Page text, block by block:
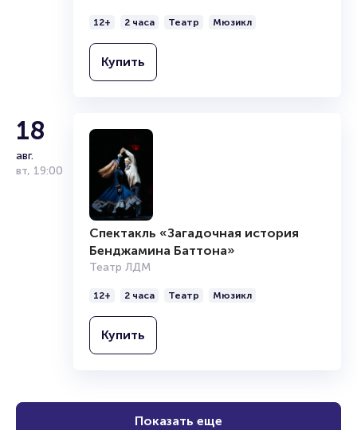
12+ 2 часа Театр Мюзикл
Купить
18
авг.
вт, 19:00
Спектакль «Загадочная история
Бенджамина Баттона»
Театр ЛДМ
12+ 2 часа Театр Мюзикл
Купить
Показать еще